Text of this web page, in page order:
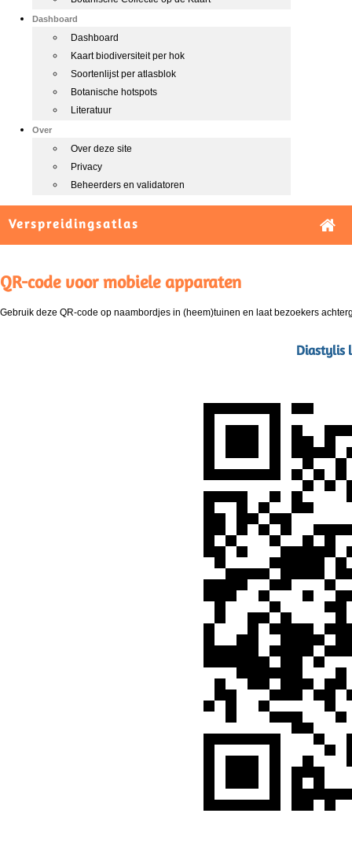
Dashboard
Dashboard
Kaart biodiversiteit per hok
Soortenlijst per atlasblok
Botanische hotspots
Literatuur
Over
Over deze site
Privacy
Beheerders en validatoren
Verspreidingsatlas
QR-code voor mobiele apparaten
Gebruik deze QR-code op naambordjes in (heem)tuinen en laat bezoekers
Diastylis